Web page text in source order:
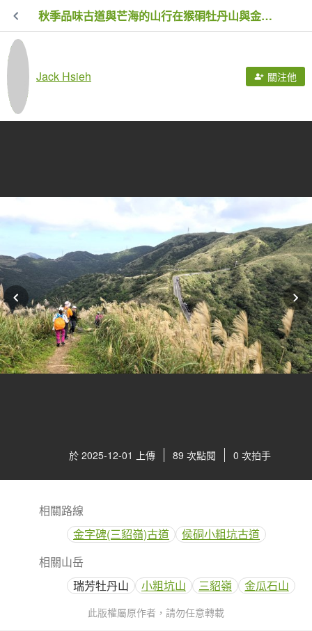
秋季品味古道與芒海的山行在猴硐牡丹山與金瓜石山
Jack Hsieh 關注他
於 2025-12-01 上傳 89 次點閱 0 次拍手
相關路線
金字碑(三貂嶺)古道
侯硐小粗坑古道
相關山岳
瑞芳牡丹山
小粗坑山 三貂嶺 金瓜石山
此版權屬原作者，請勿任意轉載